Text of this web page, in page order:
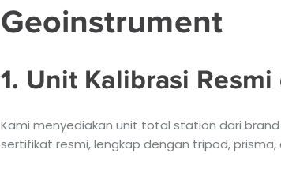
Geoinstrument
1. Unit Kalibrasi Resmi
Kami menyediakan unit total station dari brand
sertifikat resmi, lengkap dengan tripod,